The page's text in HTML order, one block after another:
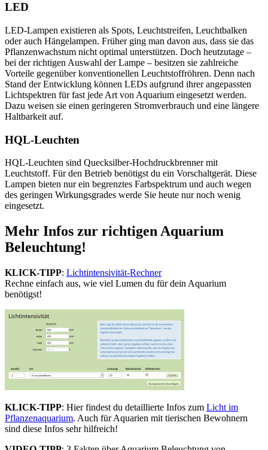
LED
LED-Lampen existieren als Spots, Leuchtstreifen, Leuchtbalken
oder auch Hängelampen. Früher ging man davon aus, dass sie das
Pflanzenwachstum nicht optimal unterstützen. Doch heutzutage –
bei der richtigen Auswahl der Lampe – besitzen sie zahlreiche
Vorteile gegenüber konventionellen Leuchtstoffröhren. Denn nach
Stand der Entwicklung können LEDs aufgrund ihrer angepassten
Lichtspektren für fast jede Art von Aquarium eingesetzt werden.
Dazu weisen sie einen geringeren Stromverbrauch und eine längere
Haltbarkeit auf.
HQL-Leuchten
HQL-Leuchten sind Quecksilber-Hochdruckbrenner mit
Leuchtstoff. Für den Betrieb benötigst du ein Vorschaltgerät. Diese
Lampen bieten nur ein begrenztes Farbspektrum und auch wegen
des geringen Wirkungsgrades werde Sie heute nur noch wenig
eingesetzt.
Mehr Infos zur richtigen Aquarium
Beleuchtung!
KLICK-TIPP: Lichtintensivität-Rechner
Rechne einfach aus, wie viel Lumen du für dein Aquarium
benötigst!
KLICK-TIPP: Hier findest du detaillierte Infos zum Licht im
Pflanzenaquarium. Auch für Aquarien mit tierischen Bewohnern
sind diese Infos sehr hilfreich!